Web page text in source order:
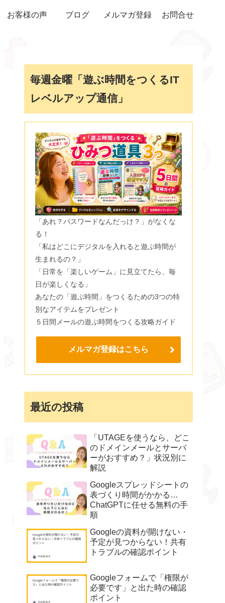
お客様の声 ブログ メルマガ登録 お問合せ
毎週金曜「遊ぶ時間をつくるIT
レベルアップ通信」
「あれ？パスワードなんだっけ？」がなくな
る！
「私はどこにデジタルを入れると遊ぶ時間が
生まれるの？」
「日常を「楽しいゲーム」に見立てたら、毎
日が楽しくなる」
あなたの「遊ぶ時間」をつくるための3つの特
別なアイテムをプレゼント
５日間メールの遊ぶ時間をつくる攻略ガイド
メルマガ登録はこちら
最近の投稿
「UTAGEを使うなら、どこ
のドメインメールとサーバ
ーがおすすめ？」状況別に
解説
Googleスプレッドシートの
表づくり時間がかかる…
ChatGPTに任せる無料の手
順
Googleの資料が開けない・
予定が見つからない！共有
トラブルの確認ポイント
Googleフォームで「権限が
必要です」と出た時の確認
ポイント